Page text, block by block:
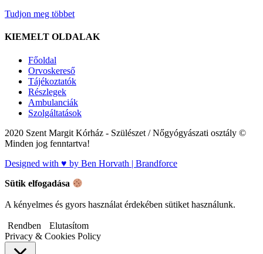
Tudjon meg többet
KIEMELT OLDALAK
Főoldal
Orvoskereső
Tájékoztatók
Részlegek
Ambulanciák
Szolgáltatások
2020 Szent Margit Kórház - Szülészet / Nőgyógyászati osztály ©
Minden jog fenntartva!
Designed with ♥ by Ben Horvath | Brandforce
Sütik elfogadása
A kényelmes és gyors használat érdekében sütiket használunk.
Rendben
Elutasítom
Privacy & Cookies Policy